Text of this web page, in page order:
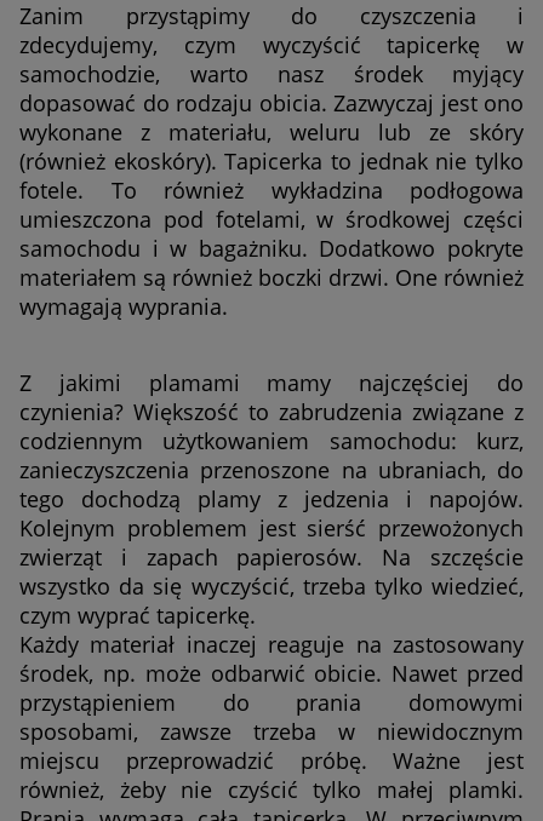
Zanim przystąpimy do czyszczenia i
zdecydujemy, czym wyczyścić tapicerkę w
samochodzie, warto nasz środek myjący
dopasować do rodzaju obicia. Zazwyczaj jest ono
wykonane z materiału, weluru lub ze skóry
(również ekoskóry). Tapicerka to jednak nie tylko
fotele. To również wykładzina podłogowa
umieszczona pod fotelami, w środkowej części
samochodu i w bagażniku. Dodatkowo pokryte
materiałem są również boczki drzwi. One również
wymagają wyprania.
Z jakimi plamami mamy najczęściej do
czynienia? Większość to zabrudzenia związane z
codziennym użytkowaniem samochodu: kurz,
zanieczyszczenia przenoszone na ubraniach, do
tego dochodzą plamy z jedzenia i napojów.
Kolejnym problemem jest sierść przewożonych
zwierząt i zapach papierosów. Na szczęście
wszystko da się wyczyścić, trzeba tylko wiedzieć,
czym wyprać tapicerkę.
Każdy materiał inaczej reaguje na zastosowany
środek, np. może odbarwić obicie. Nawet przed
przystąpieniem do prania domowymi
sposobami, zawsze trzeba w niewidocznym
miejscu przeprowadzić próbę. Ważne jest
również, żeby nie czyścić tylko małej plamki.